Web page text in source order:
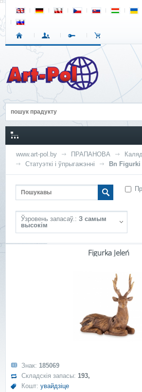
www.art-pol.by ПРАПАНОВА
Статуэткі і ўпрыгажэнні
Bn Figurki
Ўзровень запасаў.: З самым
высокім
Figurka Jeleń
Знак: 185069
Складскія запасы:193,
Кошт:увайдзіце